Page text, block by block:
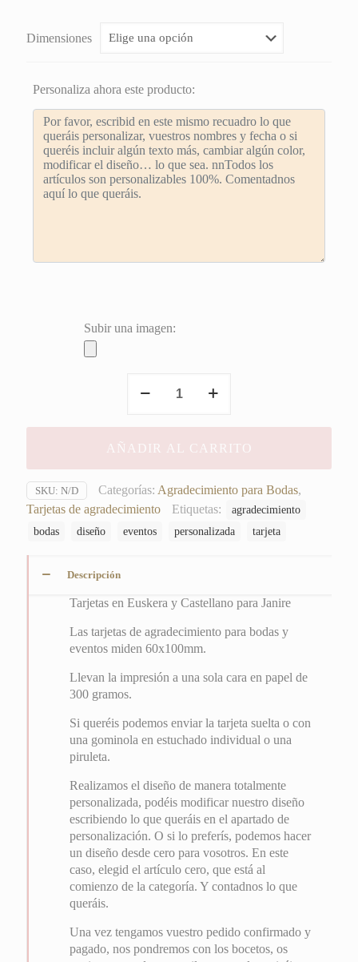
5 en base
avaloración
precios:
0,35€
hasta
0,60€
Dimensiones
Personaliza ahora este producto:
Subir una imagen:
y
Castellano
AÑADIR AL CARRITO
SKU: N/D Categorías: Agradecimiento para Bodas,
Tarjetas de agradecimiento
Etiquetas:
agradecimiento
bodas
diseño eventos personalizada tarjeta
Descripción
Tarjetas en Euskera y Castellano para Janire
Las tarjetas de agradecimiento para bodas y
eventos miden 60x100mm.
Llevan la impresión a una sola cara en papel de
300 gramos.
Si queréis podemos enviar la tarjeta suelta o con
una gominola en estuchado individual o una
piruleta.
Realizamos el diseño de manera totalmente
personalizada, podéis modificar nuestro diseño
escribiendo lo que queráis en el apartado de
personalización. O si lo preferís, podemos hacer
un diseño desde cero para vosotros. En este
caso, elegid el artículo cero, que está al
comienzo de la categoría. Y contadnos lo que
queráis.
Una vez tengamos vuestro pedido confirmado y
pagado, nos pondremos con los bocetos, os